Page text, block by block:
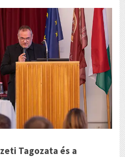
Tagozata és a